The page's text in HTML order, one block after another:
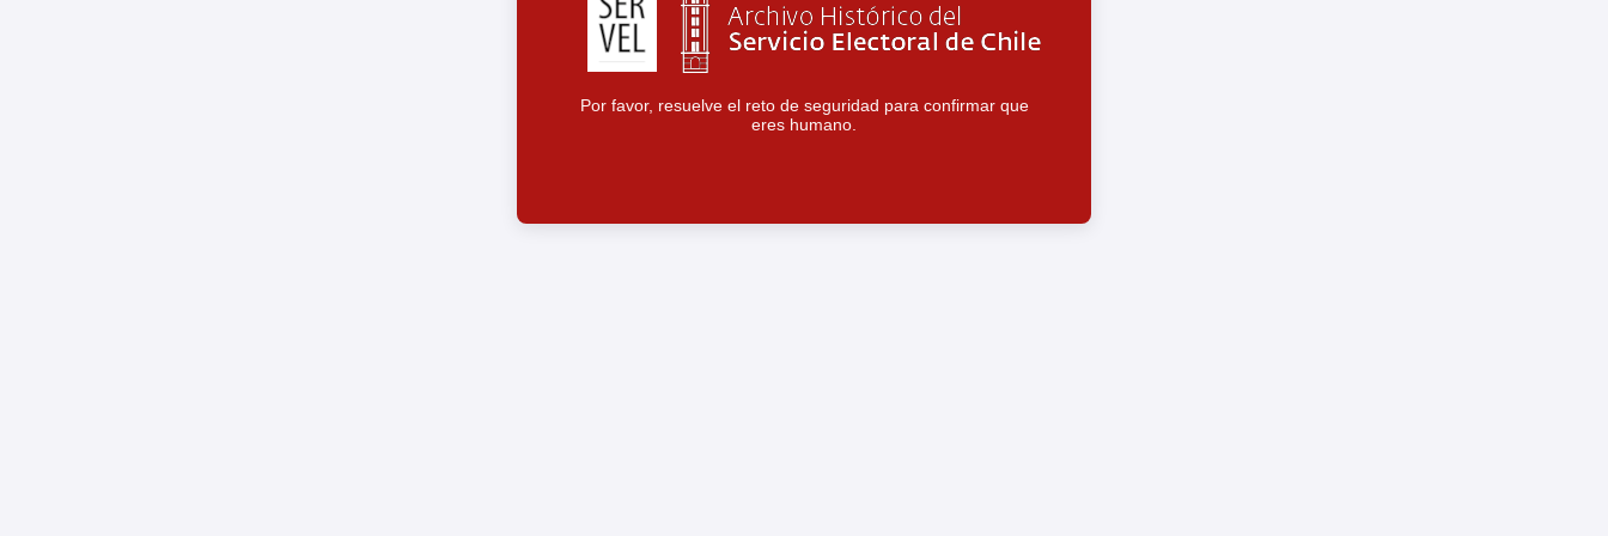
Por favor, resuelve el reto de seguridad para confirmar que
eres humano.